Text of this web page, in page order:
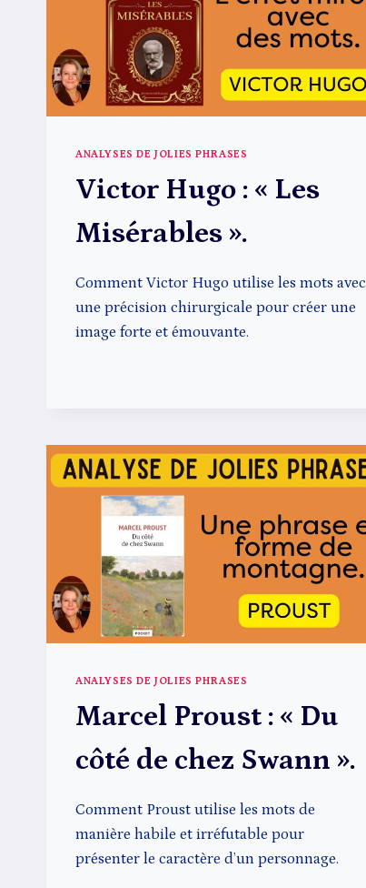
ANALYSES DE JOLIES PHRASES
Victor Hugo : « Les
Misérables ».
Comment Victor Hugo utilise les mots avec
une précision chirurgicale pour créer une
image forte et émouvante.
ANALYSES DE JOLIES PHRASES
Marcel Proust : « Du
côté de chez Swann ».
Comment Proust utilise les mots de
manière habile et irréfutable pour
présenter le caractère d’un personnage.